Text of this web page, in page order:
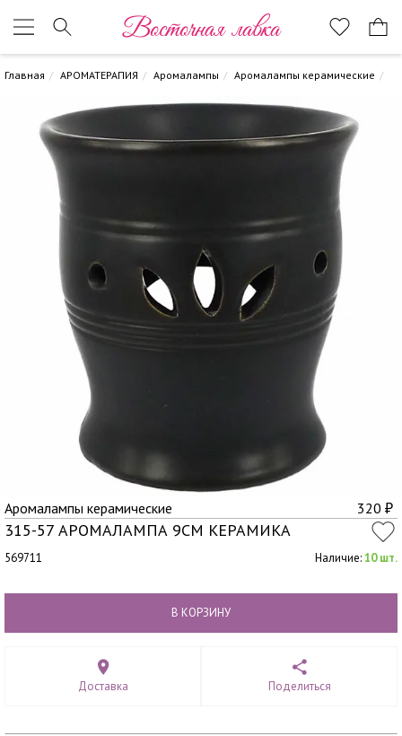
Восточная лавка
Главная АРОМАТЕРАПИЯ Аромалампы Аромалампы керамические
Аромалампы керамические 320 ₽
315-57 АРОМАЛАМПА 9СМ КЕРАМИКА
569711 Наличие:10 шт.
В КОРЗИНУ
Доставка Поделиться